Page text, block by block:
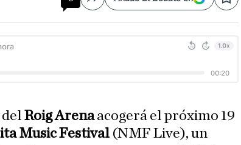
Compartir Save
delRoig Arenaacogerá el próximo 19
Music Festival (NMF Live), un